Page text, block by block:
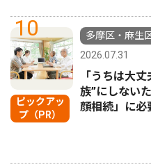
10
ピックアッ
プ（PR）
多摩区・麻生
2026.07.31
「うちは大
族”にしない
顔相続」に必